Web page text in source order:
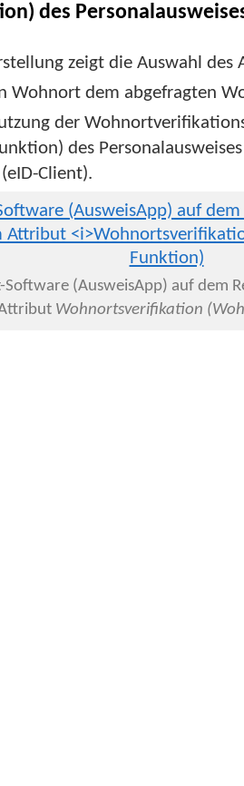
des
zeigt die Auswahl des
Wohnort dem abgefragten
der
des
Client).
Software (AusweisApp) auf dem
Wohnortsverifikation